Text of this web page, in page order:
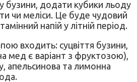
бузини, додати кубики льоду
чи меліси. Це буде чудовий
напій у літній період.
входить: суцвіття бузини,
мед є варіант з фруктозою),
апельсинова та лимонна